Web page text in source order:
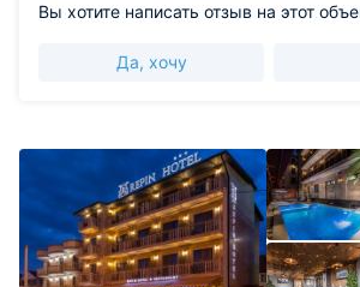
Вы хотите написать отзыв на этот
Да, хочу